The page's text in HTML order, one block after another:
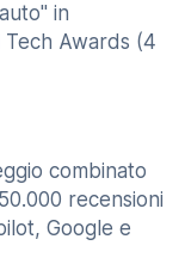
in
Awards (4
combinato
recensioni
Google e